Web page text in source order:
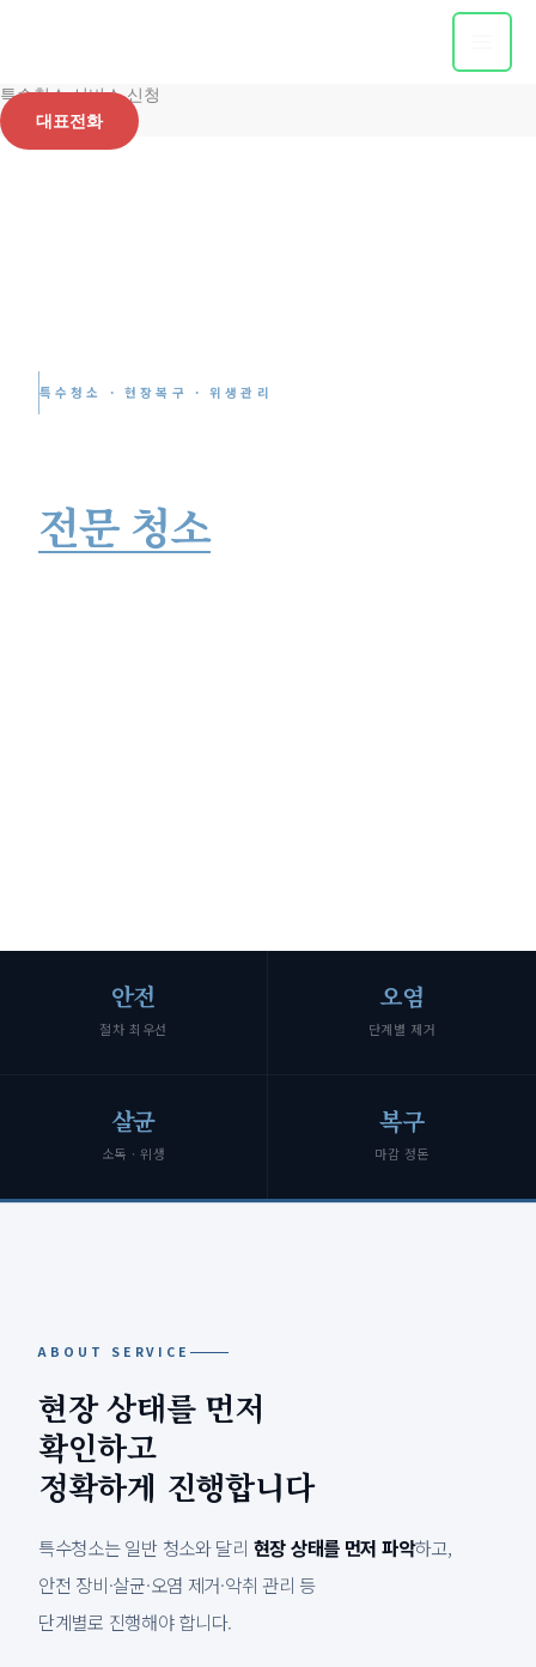
로
건
특수청소 서비스 신청
대표전화
특수청소 · 현장복구 · 위생관리
전문 청소서비스
안전
절차 최우선
오염
단계별 제거
살균
소독 · 위생
복구
마감 정돈
ABOUT SERVICE
현장 상태를 먼저
확인하고
정확하게 진행합니다
특수청소는 일반 청소와 달리 현장 상태를 먼저 파악하고,
안전 장비·살균·오염 제거·악취 관리 등
단계별로 진행해야 합니다.